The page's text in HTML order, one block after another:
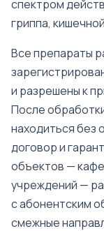
спектром
гриппа,
Все препараты
и разрешены к
После
находиться без
договор и
объектов —
учреждений —
с абонентским
смежные